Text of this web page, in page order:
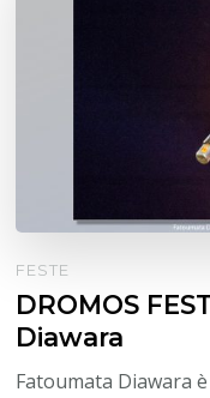
FESTE
DROMOS
Diawara
Fatoumata Diawara